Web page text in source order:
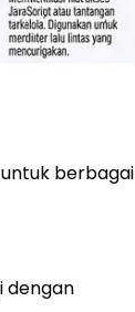
berbagai
dengan